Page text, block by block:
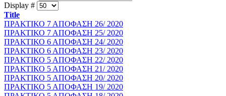
Display #
Title
ΠΡΑΚΤΙΚΟ 7 ΑΠΟΦΑΣΗ 26/ 2020
ΠΡΑΚΤΙΚΟ 7 ΑΠΟΦΑΣΗ 25/ 2020
ΠΡΑΚΤΙΚΟ 6 ΑΠΟΦΑΣΗ 24/ 2020
ΠΡΑΚΤΙΚΟ 6 ΑΠΟΦΑΣΗ 23/ 2020
ΠΡΑΚΤΙΚΟ 5 ΑΠΟΦΑΣΗ 22/ 2020
ΠΡΑΚΤΙΚΟ 5 ΑΠΟΦΑΣΗ 21/ 2020
ΠΡΑΚΤΙΚΟ 5 ΑΠΟΦΑΣΗ 20/ 2020
ΠΡΑΚΤΙΚΟ 5 ΑΠΟΦΑΣΗ 19/ 2020